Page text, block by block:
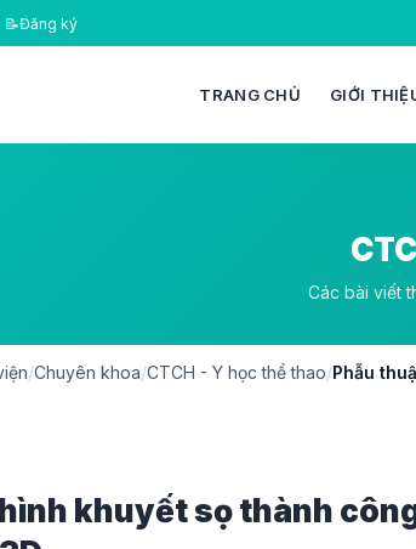
📝Đăng ký
TRANG CHỦ GIỚI
Các bài viết
/Chuyên khoa/CTCH - Y học thể thao/Phẫu
khuyết sọ thành